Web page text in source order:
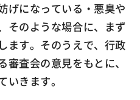
げになっている・悪臭や
そのような場合に、まず
ます。そのうえで、行政
査会の意見をもとに、
きます。